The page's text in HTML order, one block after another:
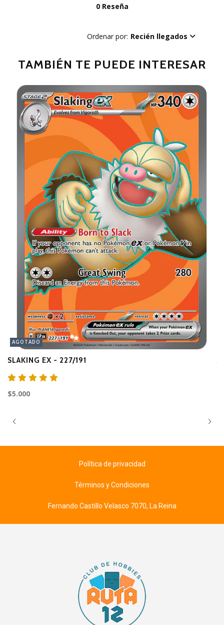
0 Reseña
Ordenar por: Recién llegados
TAMBIÉN TE PUEDE INTERESAR
AGOTADO
SLAKING EX - 227/191
$5.000
Política de privacidad
Términos y Condiciones
Fernando Castillo Velasco 7070, La Reina